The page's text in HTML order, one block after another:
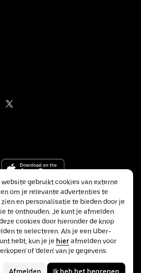
Inc.
Voorwaarden
website gebruikt cookies van externe
om je relevante advertenties te
zien en personalisatie te bieden door je
te onthouden. Je kunt je afmelden
cookies door hieronder de knop
te selecteren. Als je een Uber-
hebt, kun je je hierafmelden voor
of 'delen' van je gegevens.